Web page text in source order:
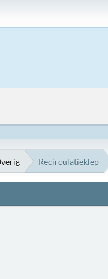
Recirculatieklep